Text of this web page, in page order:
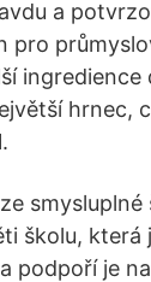
a
pro
ingredience
hrnec,
smysluplné
školu, která
podpoří je